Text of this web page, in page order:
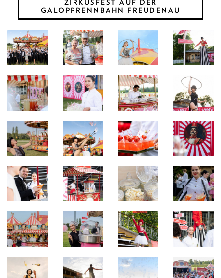
ZIRKUSFEST AUF DER
GALOPPRENNBAHN FREUDENAU